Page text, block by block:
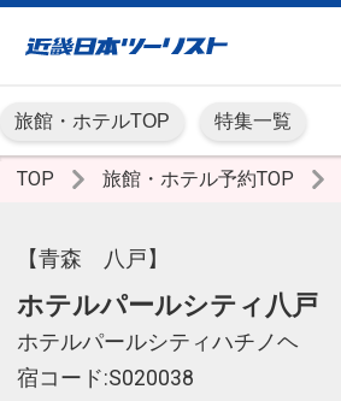
旅館・ホテルTOP 特集一覧
TOP 旅館・ホテル予約TOP
【青森 八戸】
ホテルパールシティ八戸
ホテルパールシティハチノヘ
宿コード:S020038